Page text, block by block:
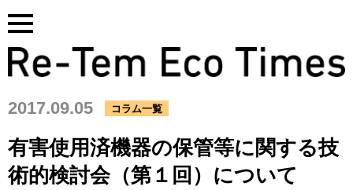
Skip
to
content
2017.09.05 コラム一覧
有害使用済機器の保管等に関する技
術的検討会（第１回）について